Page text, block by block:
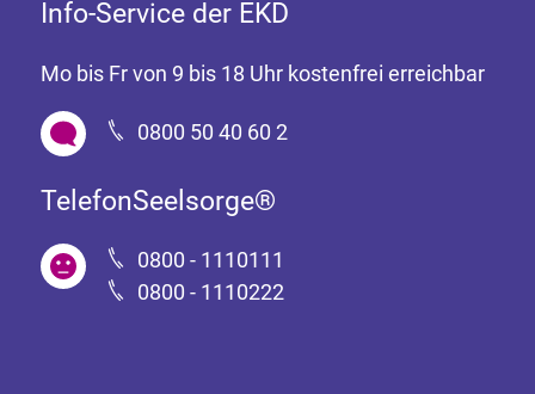
Info-Service der EKD
Mo bis Fr von 9 bis 18 Uhr kostenfrei erreichbar
0800 50 40 60 2
TelefonSeelsorge®
0800 - 1110111
0800 - 1110222